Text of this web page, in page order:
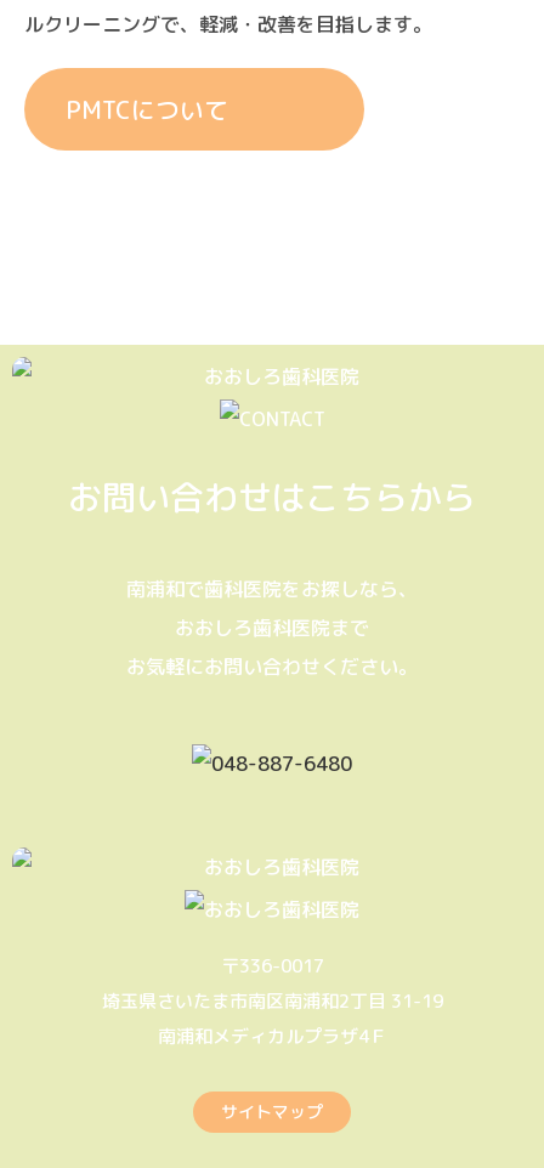
ルクリーニングで、軽減・改善を目指します。
PMTCについて
お問い合わせはこちらから
南浦和で歯科医院をお探しなら、
おおしろ歯科医院まで
お気軽にお問い合わせください。
〒336-0017
埼玉県さいたま市南区南浦和2丁目 31-19
南浦和メディカルプラザ4Ｆ
サイトマップ